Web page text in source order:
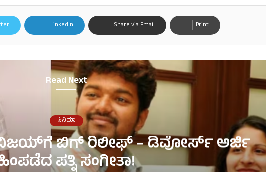
LinkedIn Share via Email Print
Read Next
ಸಿನಿಮಾ
ವಿಜಯ್‌ಗೆ ಬಿಗ್ ರಿಲೀಫ್ – ಡಿವೋರ್ಸ್ ಅರ್ಜಿ
ಪತ್ನಿ ಸಂಗೀತಾ!